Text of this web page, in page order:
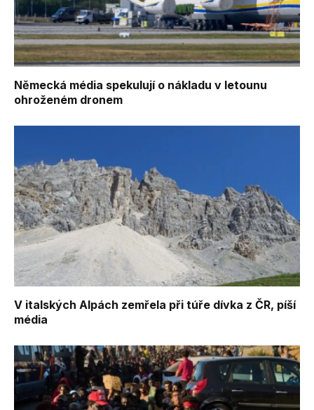
Německá média spekulují o nákladu v letounu
ohroženém dronem
V italských Alpách zemřela při túře dívka z ČR, píší
média